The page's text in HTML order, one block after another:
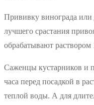
Прививку винограда или
лучшего срастания
обрабатывают раствором
Саженцы кустарников и
часа перед посадкой в
теплой воды. А для